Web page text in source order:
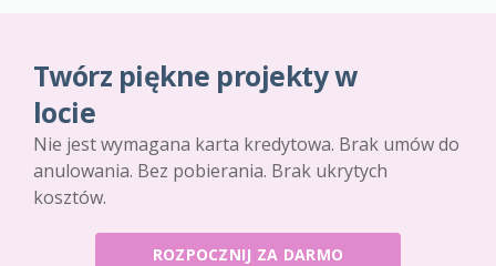
Twórz piękne projekty w
locie
Nie jest wymagana karta kredytowa. Brak umów do
anulowania. Bez pobierania. Brak ukrytych
kosztów.
ROZPOCZNIJ ZA DARMO